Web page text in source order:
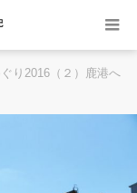
り2016（２）鹿港へ